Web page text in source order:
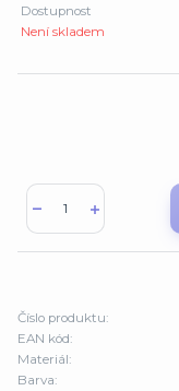
Dostupnost
Není skladem
Číslo produktu:
EAN kód:
Materiál:
Barva: